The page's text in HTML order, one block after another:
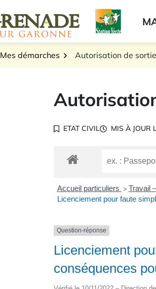
Logo Grenade sur Garonne
Mes démarches Autorisation de
ETAT CIVIL MIS À JOUR
Accueil particuliers > Travail
Licenciement pour faute
Question-réponse
Licenciement
conséquences